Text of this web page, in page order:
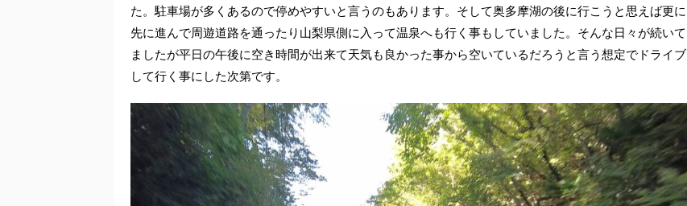
た。駐車場が多くあるので停めやすいと言うのもあります。そして奥多摩湖の後に行こうと思えば更に
先に進んで周遊道路を通ったり山梨県側に入って温泉へも行く事もしていました。そんな日々が続いて
ましたが平日の午後に空き時間が出来て天気も良かった事から空いているだろうと言う想定でドライブ
して行く事にした次第です。